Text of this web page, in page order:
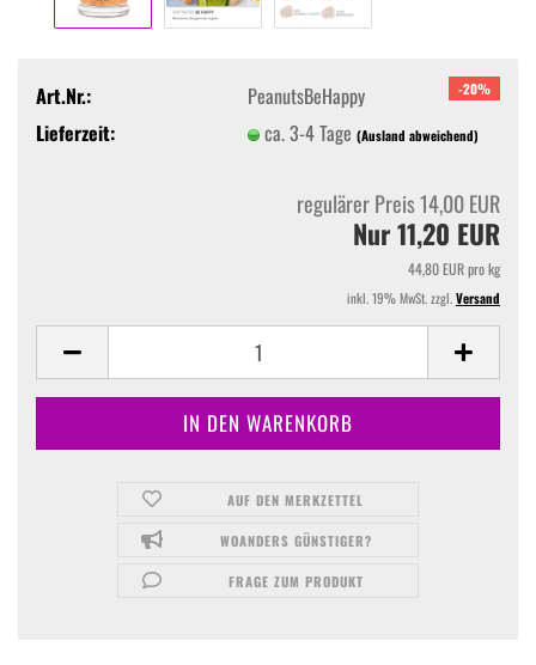
-20%
Art.Nr.:
PeanutsBeHappy
Lieferzeit:
ca. 3-4 Tage (Ausland abweichend)
regulärer Preis 14,00 EUR
Nur 11,20 EUR
44,80 EUR pro kg
inkl. 19% MwSt. zzgl.Versand
AUF DEN MERKZETTEL
WOANDERS GÜNSTIGER?
FRAGE ZUM PRODUKT